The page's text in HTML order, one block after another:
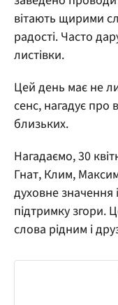
вітають щирими
радості. Часто
листівки.
Цей день має не
сенс, нагадує про
близьких.
Нагадаємо, 30
Гнат, Клим,
духовне значення
підтримку згори.
слова рідним і